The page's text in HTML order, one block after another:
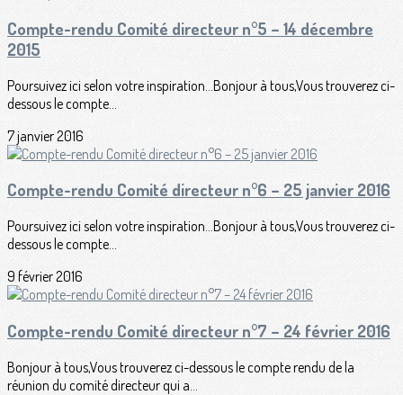
Compte-rendu Comité directeur n°5 – 14 décembre
2015
Poursuivez ici selon votre inspiration...Bonjour à tous,Vous trouverez ci-
dessous le compte...
7 janvier 2016
Compte-rendu Comité directeur n°6 – 25 janvier 2016
Poursuivez ici selon votre inspiration...Bonjour à tous,Vous trouverez ci-
dessous le compte...
9 février 2016
Compte-rendu Comité directeur n°7 – 24 février 2016
Bonjour à tous,Vous trouverez ci-dessous le compte rendu de la
réunion du comité directeur qui a...